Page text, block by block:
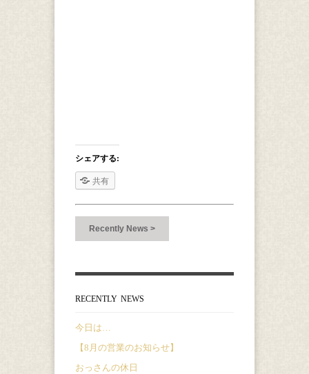
シェアする:
共有
Recently News >
RECENTLY NEWS
今日は…
【8月の営業のお知らせ】
おっさんの休日